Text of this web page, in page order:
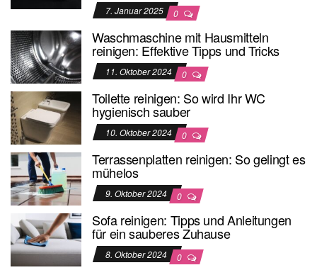
7. Januar 2025 0
Waschmaschine mit Hausmitteln
reinigen: Effektive Tipps und Tricks
11. Oktober 2024 0
Toilette reinigen: So wird Ihr WC
hygienisch sauber
10. Oktober 2024 0
Terrassenplatten reinigen: So gelingt es
mühelos
9. Oktober 2024 0
Sofa reinigen: Tipps und Anleitungen
für ein sauberes Zuhause
8. Oktober 2024 0